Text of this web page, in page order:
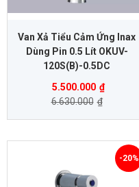
Van Xả Tiểu Cảm Ứng Inax
Dùng Pin 0.5 Lít OKUV-
120S(B)-0.5DC
5.500.000 ₫
6.630.000 ₫
-20%